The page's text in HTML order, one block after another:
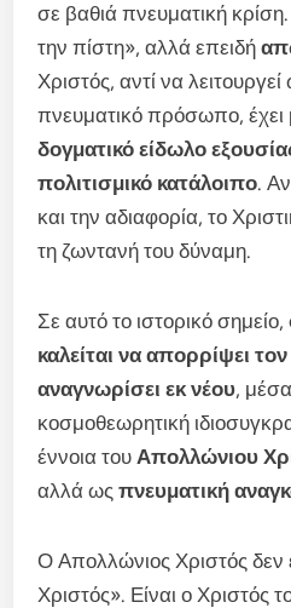
σε βαθιά πνευματική
την πίστη», αλλά επειδή
Χριστός, αντί να
πνευματικό πρόσωπο, έχει
δογματικό είδωλο
πολιτισμικό κατάλοιπο.
και την αδιαφορία, το
τη ζωντανή του δύναμη.
Σε αυτό το ιστορικό σημείο,
καλείται να απορρίψει
αναγνωρίσει εκ νέου,
κοσμοθεωρητική
έννοια τουΑπολλώνιου
αλλά ωςπνευματική
Ο Απολλώνιος Χριστός δεν
Χριστός». Είναι ο Χριστός